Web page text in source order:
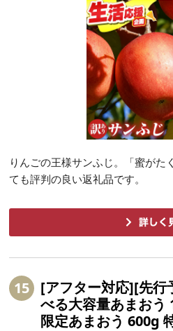
りんごの王様サンふじ。「蜜がた
ても評判の良い返礼品です。
15
[アフター対応][先行
べる大容量あまお
限定あまおう 600g